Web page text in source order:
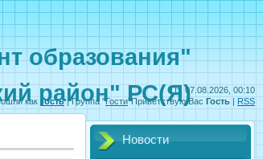
Пт, 07.08.2026, 00:10
как Гость|Группа "Гости"Приветствую Вас Гость | RSS
образования"
район" РС(Я)
Новости